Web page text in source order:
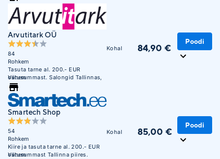
Arvutitark OÜ
84
Rohkem
Tasuta tarne al. 200.- EUR
ostusummast. Salongid Tallinnas,
Tartus, Pärnus ja Narvas
Vähem
Kohal 84,90 €
Poodi
Smartech Shop
54
Rohkem
Kiire ja tasuta tarne al. 200.- EUR
ostusummast Tallinna piires.
Vähem
Kohal 85,00 €
Poodi